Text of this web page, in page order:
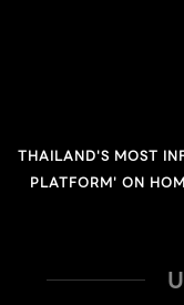
THAILAND'S MOST
PLATFORM' ON